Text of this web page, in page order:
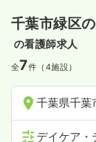
千葉市緑区
の看護師求人
全7件（4施設）
千葉県千葉
デイケア・